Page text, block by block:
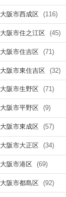
大阪市西成区 (116)
大阪市住之江区 (45)
大阪市住吉区 (71)
大阪市東住吉区 (32)
大阪市生野区 (71)
大阪市平野区 (9)
大阪市東成区 (57)
大阪市大正区 (34)
大阪市港区 (69)
大阪市都島区 (92)